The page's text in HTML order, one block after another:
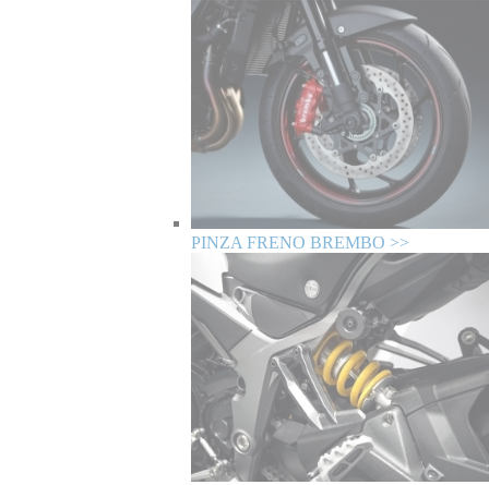
PINZA FRENO BREMBO >>